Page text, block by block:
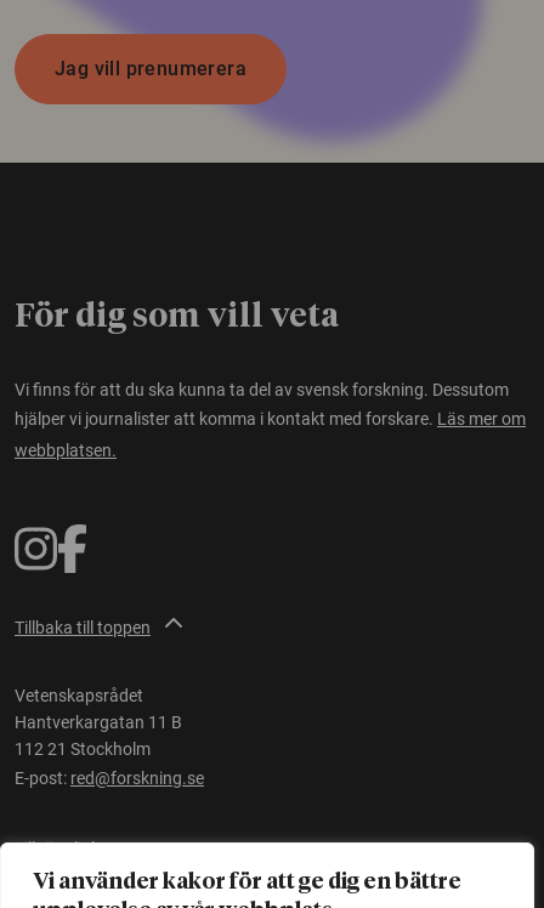
Vi använder kakor för att ge dig en bättre
Jag vill prenumerera
För dig som vill veta
Vi finns för att du ska kunna ta del av svensk forskning. Dessutom
hjälper vi journalister att komma i kontakt med forskare. Läs mer om
webbplatsen.
Tillbaka till toppen
Vetenskapsrådet
Hantverkargatan 11 B
112 21 Stockholm
E-post: red@forskning.se
Tillgänglighet